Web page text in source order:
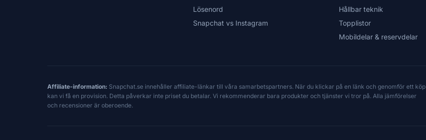
Lösenord
Snapchat vs Instagram
Hållbar teknik
Topplistor
Mobildelar & reservdelar
Affiliate-information: Snapchat.se innehåller affiliate-länkar till våra samarbetspartners. När du klickar på en länk och genomför ett köp
kan vi få en provision. Detta påverkar inte priset du betalar. Vi rekommenderar bara produkter och tjänster vi tror på. Alla jämförelser
och recensioner är oberoende.